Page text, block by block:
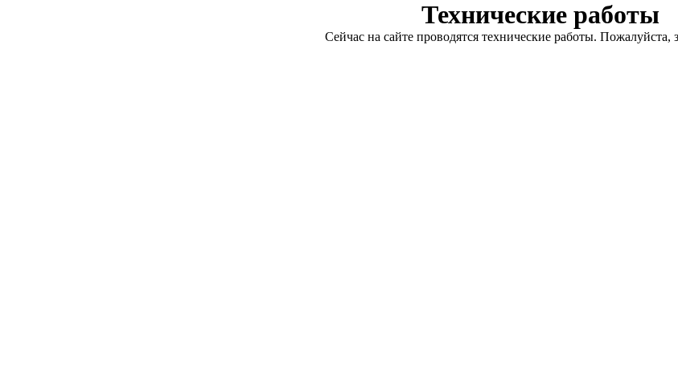
Технические работы
Сейчас на сайте проводятся технические работы. Пожалуйста,